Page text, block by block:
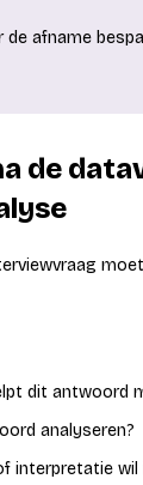
afname
de
dit antwoord
analyseren?
interpretatie wil